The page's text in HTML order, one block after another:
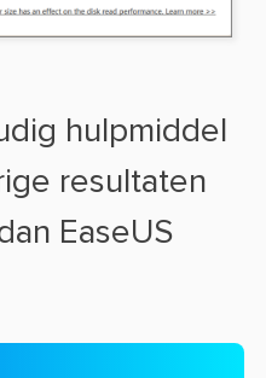
hulpmiddel
resultaten
EaseUS